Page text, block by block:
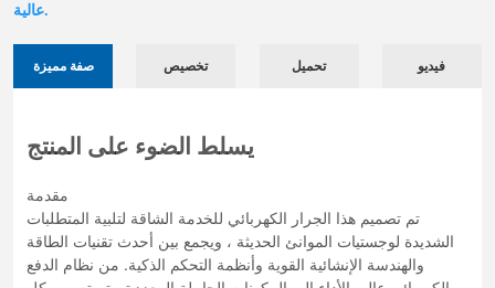
عالية.
صفة مميزة تخصيص تحميل فيديو